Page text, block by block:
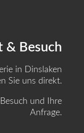
& Besuch
in Dinslaken
Sie uns direkt.
und Ihre
Anfrage.